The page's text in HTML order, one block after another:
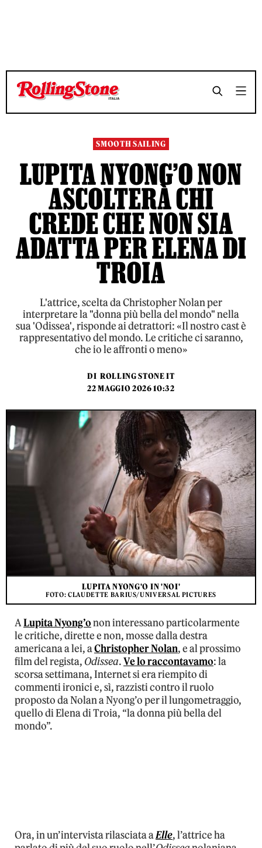
TEMPO DI LETTURA 4 MINUTI SHARE
TEMPO DI LETTURA 4 MINUTI SHARE
SMOOTH SAILING
LUPITA NYONG’O NON
ASCOLTERÀ CHI
CREDE CHE NON SIA
ADATTA PER ELENA DI
TROIA
L'attrice, scelta da Christopher Nolan per
interpretare la "donna più bella del mondo" nella
sua 'Odissea', risponde ai detrattori: «Il nostro cast è
rappresentativo del mondo. Le critiche ci saranno,
che io le affronti o meno»
DI ROLLING STONE IT
22 MAGGIO 2026 10:32
LUPITA NYONG'O IN 'NOI'
FOTO: CLAUDETTE BARIUS/UNIVERSAL PICTURES
ALupita Nyong’onon interessano particolarmente
le critiche, dirette e non, mosse dalla destra
americana a lei, aChristopher Nolan, e al prossimo
film del regista, Odissea.Ve lo raccontavamo: la
scorsa settimana, Internet si era riempito di
commenti ironici e, sì, razzisti contro il ruolo
proposto da Nolan a Nyong’o per il lungometraggio,
quello di Elena di Troia, “la donna più bella del
mondo”.
Ora, in un’intervista rilasciata aElle, l’attrice ha